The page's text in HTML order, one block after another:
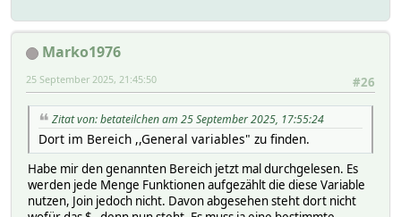
Marko1976
#26
25 September 2025, 21:45:50
Zitat von: betateilchen am 25 September 2025, 17:55:24
Dort im Bereich ,,General variables" zu finden.
Habe mir den genannten Bereich jetzt mal durchgelesen. Es
werden jede Menge Funktionen aufgezählt die diese Variable
nutzen, Join jedoch nicht. Davon abgesehen steht dort nicht